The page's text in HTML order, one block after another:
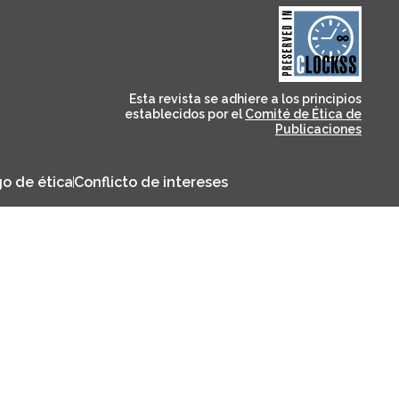
CLOCKSS is a dak archive
that ensures the long-
term survival of web-
based scholary
publications, governed by
and for its stakeholders.
Esta revista se adhiere a los principios
establecidos por el Comité de Ética de
Publicaciones
de éticaConflicto de intereses